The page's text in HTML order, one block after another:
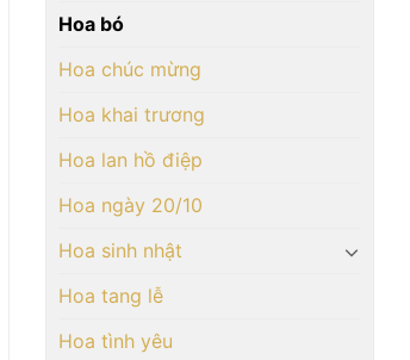
Hoa bó
Hoa chúc mừng
Hoa khai trương
Hoa lan hồ điệp
Hoa ngày 20/10
Hoa sinh nhật
Hoa tang lễ
Hoa tình yêu